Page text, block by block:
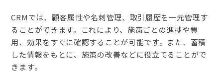
CRMでは、顧客属性や名刺管理、取引履歴を一元管理す
ることができます。これにより、施策ごとの進捗や費
用、効果をすぐに確認することが可能です。また、蓄積
した情報をもとに、施策の改善などに役立てることがで
きます。